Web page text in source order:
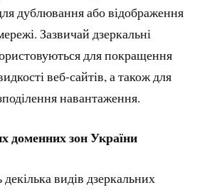
дублювання або відображення
Зазвичай дзеркальні
для покращення
веб-сайтів, а також для
навантаження.
доменних зон України
видів дзеркальних